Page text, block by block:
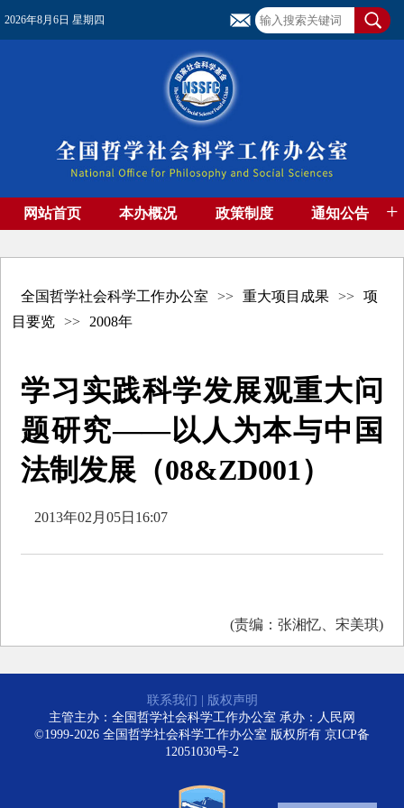
2026年8月6日 星期四
网站首页 本办概况 政策制度 通知公告 +
全国哲学社会科学工作办公室 >> 重大项目成果 >>
项
目要览
>> 2008年
学习实践科学发展观重大问
题研究——以人为本与中国
法制发展（08&ZD001）
2013年02月05日16:07
(责编：张湘忆、宋美琪)
联系我们
版权声明
主管主办：全国哲学社会科学工作办公室 承办：人民网
©1999-2026 全国哲学社会科学工作办公室 版权所有 京ICP备
12051030号-2